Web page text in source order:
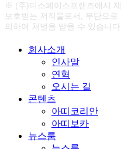
※ (주)더스페이스프랜즈에서
보호받는 저작물로서, 무단으
의하여 처벌을 받을 수 있습니다.
Close 회사소개
인사말
연혁
오시는 길
콘텐츠
아띠코리안
아띠보카
뉴스룸